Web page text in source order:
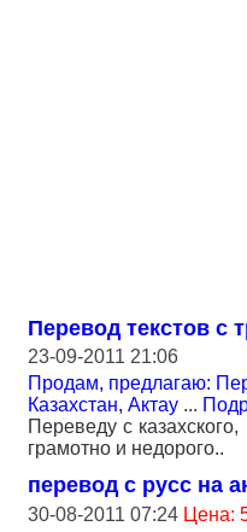
Перевод текстов с
23-09-2011 21:06
Продам, предлагаю:
Казахстан, Актау ...
Переведу с казахского,
грамотно и недорого..
перевод с русс на
30-08-2011 07:24 Цена: